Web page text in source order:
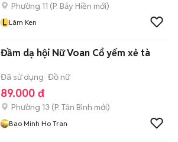
Phường 11 (P. Bảy Hiền mới)
L Lâm Ken
Đầm dạ hội Nữ Voan Cổ yếm xẻ tà
Đã sử dụng Đồ nữ
89.000 đ
Phường 13 (P. Tân Bình mới)
Bao Minh Ho Tran